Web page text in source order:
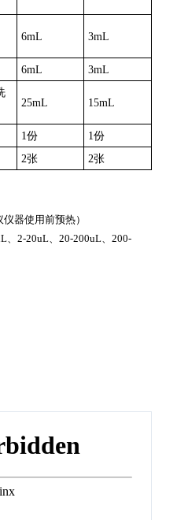
6mL 3mL
6mL 3mL
25mL 15mL
1份
1份
2张 2张
仪器使用前预热）
、2-20uL、20-200uL、200-